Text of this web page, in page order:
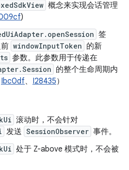
概念来实现会话管理
)
签
windowInputToken 的新
参数。此参数用于传递在
的整个生命周期内
Ibc0df、 I28435）
滚动时，不会针对
发送 SessionObserver 事件。
处于 Z-above 模式时，不会被